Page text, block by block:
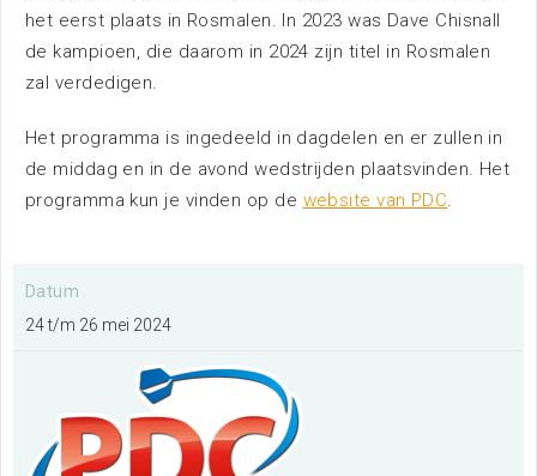
Contact
het eerst plaats in Rosmalen. In 2023 was Dave Chisnall
de kampioen, die daarom in 2024 zijn titel in Rosmalen
zal verdedigen.
Het programma is ingedeeld in dagdelen en er zullen in
de middag en in de avond wedstrijden plaatsvinden. Het
programma kun je vinden op de website van PDC.
Datum
24 t/m 26 mei 2024